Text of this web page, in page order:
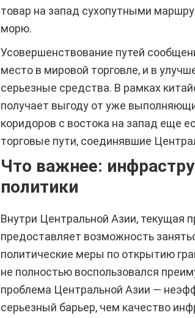
товар на запад сухопутными
морю.
Усовершенствование путей
место в мировой торговле, и в
серьезные средства. В рамках
получает выгоду от уже
коридоров с востока на запад еще
торговые пути, соединявшие
Что важнее:
политики
Внутри Центральной Азии, текущая
предоставляет возможность
политические меры по открытию
не полностью воспользовался
проблема Центральной Азии —
серьезный барьер, чем качество